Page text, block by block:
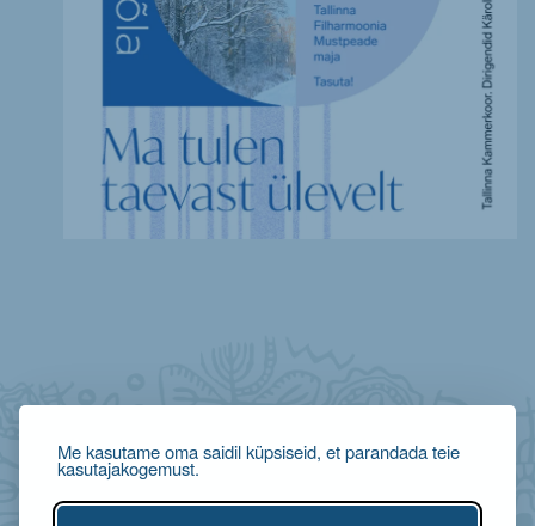
Me kasutame oma saidil küpsiseid, et parandada teie
kasutajakogemust.